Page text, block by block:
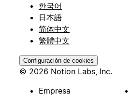
한국어
日本語
简体中文
繁體中文
Configuración de cookies
© 2026 Notion Labs, Inc.
Empresa